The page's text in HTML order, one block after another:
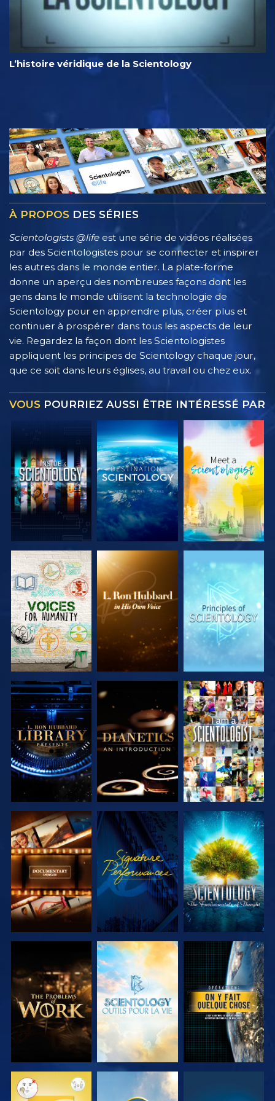
L’histoire véridique de la Scientology
À PROPOS DES SÉRIES
Scientologists @life est une série de vidéos réalisées
par des Scientologistes pour se connecter et inspirer
les autres dans le monde entier. La plate-forme
donne un aperçu des nombreuses façons dont les
gens dans le monde utilisent la technologie de
Scientology pour en apprendre plus, créer plus et
continuer à prospérer dans tous les aspects de leur
vie. Regardez la façon dont les Scientologistes
appliquent les principes de Scientology chaque jour,
que ce soit dans leurs églises, au travail ou chez eux.
VOUS POURRIEZ AUSSI ÊTRE INTÉRESSÉ PAR
DÉCOUVRIR
LES SÉRIES
DÉCOUVRIR
LES SÉRIES
DÉCOUVRIR
LES SÉRIES
DÉCOUVRIR
LES SÉRIES
DÉCOUVRIR
LES SÉRIES
REGARDER
DÉCOUVRIR
LES SÉRIES
REGARDER
DÉCOUVRIR
LES SÉRIES
DÉCOUVRIR
LES SÉRIES
DÉCOUVRIR
LES SÉRIES
REGARDER